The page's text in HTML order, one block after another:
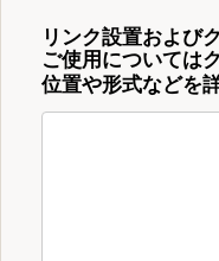
リンク設置および
ご使用については
位置や形式などを